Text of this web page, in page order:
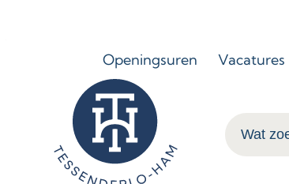
Naar inhoudOpeningsuren Vacatures
Tessenderlo-Ham